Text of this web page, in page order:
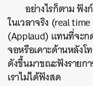
อย่างไรก็ตาม ฟั
ในเวลาจริง (real
(Applaud) แทนที่จะ
จอหรือเคาะด้านหลัง
ดังขึ้นมาขณะฟังรายก
เราไม่ได้ฟังสด